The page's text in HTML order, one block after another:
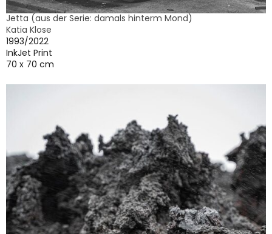
Jetta (aus der Serie: damals hinterm Mond)
Katia Klose
1993/2022
InkJet Print
70 x 70 cm